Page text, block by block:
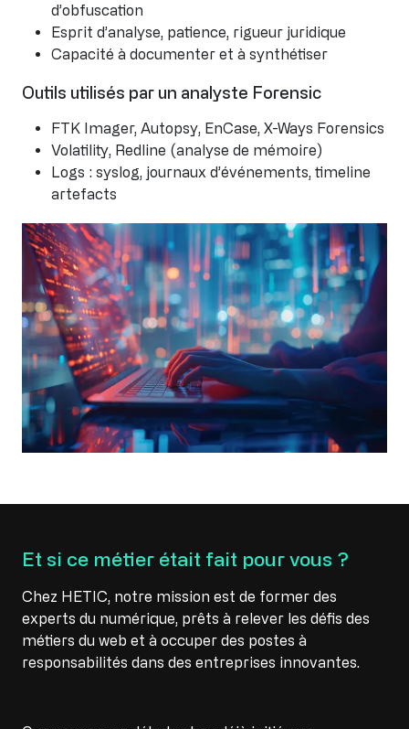
d’obfuscation
Esprit d’analyse, patience, rigueur juridique
Capacité à documenter et à synthétiser
Outils utilisés par un analyste Forensic
FTK Imager, Autopsy, EnCase, X-Ways Forensics
Volatility, Redline (analyse de mémoire)
Logs : syslog, journaux d’événements, timeline
artefacts
Et si ce métier était fait pour vous ?
Chez HETIC, notre mission est de former des
experts du numérique, prêts à relever les défis des
métiers du web et à occuper des postes à
responsabilités dans des entreprises innovantes.